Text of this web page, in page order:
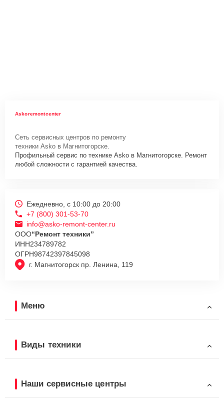
Askoremontcenter
Сеть сервисных центров по ремонту
техники Asko в Магнитогорске.
Профильный сервис по технике Asko в Магнитогорске. Ремонт
любой сложности с гарантией качества.
г. Магнитогорск пр. Ленина, 119
Ежедневно, с 10:00 до 20:00
+7 (800) 301-53-70
info@asko-remont-center.ru
ООО“Ремонт техники”
ИНН234789782
ОГРН98742397845098
Меню
Виды техники
Наши сервисные центры